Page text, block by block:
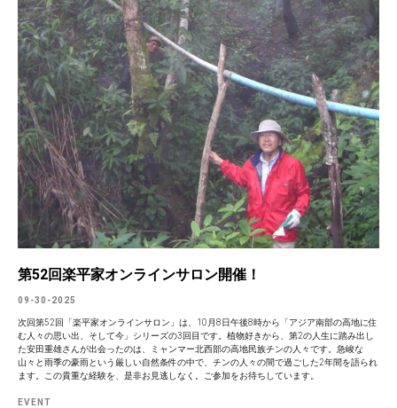
第52回楽平家オンラインサロン開催！
09-30-2025
次回第52回「楽平家オンラインサロン」は、10月8日午後8時から「アジア南部の高地に住
む人々の思い出、そして今」シリーズの3回目です。植物好きから、第2の人生に踏み出し
た安田重雄さんが出会ったのは、ミャンマー北西部の高地民族チンの人々です。急峻な
山々と雨季の豪雨という厳しい自然条件の中で、チンの人々の間で過ごした2年間を語られ
ます。この貴重な経験を、是非お見逃しなく。ご参加をお待ちしています。
EVENT